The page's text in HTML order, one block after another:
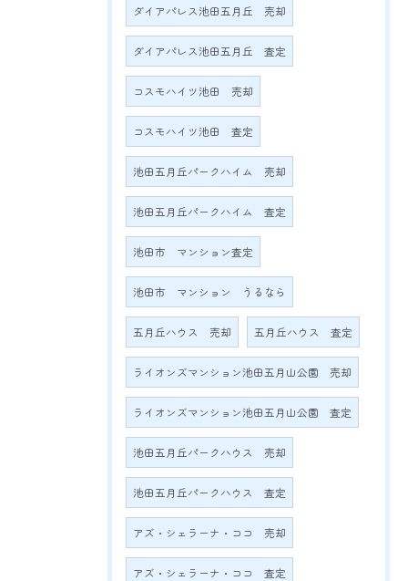
ダイアパレス池田五月丘 売却
ダイアパレス池田五月丘 査定
コスモハイツ池田 売却
コスモハイツ池田 査定
池田五月丘パークハイム 売却
池田五月丘パークハイム 査定
池田市 マンション査定
池田市 マンション うるなら
五月丘ハウス 売却 五月丘ハウス 査定
ライオンズマンション池田五月山公園 売却
ライオンズマンション池田五月山公園 査定
池田五月丘パークハウス 売却
池田五月丘パークハウス 査定
アズ・シェラーナ・ココ 売却
アズ・シェラーナ・ココ 査定